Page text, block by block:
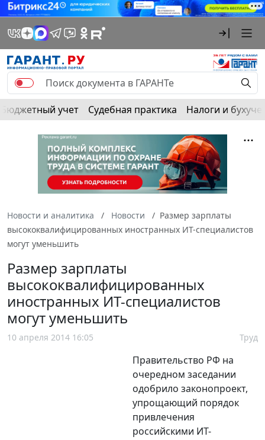
Бюджетный учет Судебная практика Налоги и
Новости и аналитика Новости
Размер зарплаты
высококвалифицированных иностранных ИТ-специалистов
могут уменьшить
Размер зарплаты
высококвалифицированных
иностранных ИТ-специалистов
могут уменьшить
10 апреля 2014 16:05 Труд
Правительство РФ на
очередном заседании
одобрило законопроект,
упрощающий порядок
привлечения
российскими ИТ-